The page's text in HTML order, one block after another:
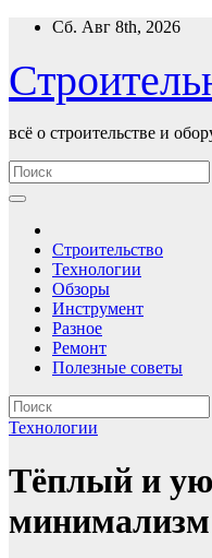
Перейти
содержимому
Сб. Авг 8th, 2026
всё о строительстве и
Строительство
Технологии
Обзоры
Инструмент
Разное
Ремонт
Полезные советы
Технологии
Тёплый и